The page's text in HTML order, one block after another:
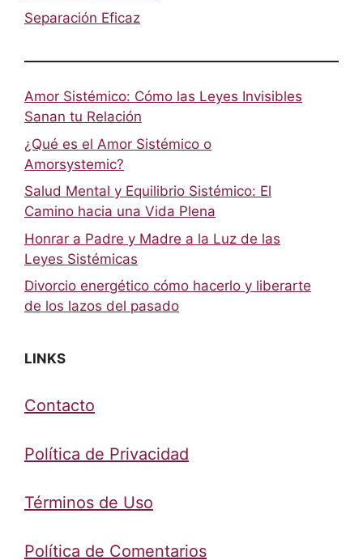
Separación Eficaz
Amor Sistémico: Cómo las Leyes Invisibles
Sanan tu Relación
¿Qué es el Amor Sistémico o
Amorsystemic?
Salud Mental y Equilibrio Sistémico: El
Camino hacia una Vida Plena
Honrar a Padre y Madre a la Luz de las
Leyes Sistémicas
Divorcio energético cómo hacerlo y liberarte
de los lazos del pasado
LINKS
Contacto
Política de Privacidad
Términos de Uso
Política de Comentarios